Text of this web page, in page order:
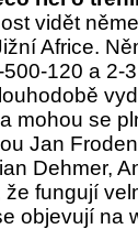
vidět
Africe.
120 a 2-
mohou se
Jan
Dehmer,
že fungují
objevují na